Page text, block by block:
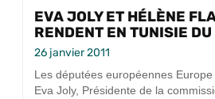
EVA JOLY ET HÉLÈNE
RENDENT EN TUNISIE
26 janvier 2011
Les députées européennes
Eva Joly, Présidente de la